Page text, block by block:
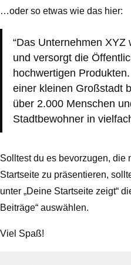
…oder so etwas wie das hier:
Das Unternehmen XYZ
und versorgt die
hochwertigen
einer kleinen Großstadt
über 2.000 Menschen
Stadtbewohner in
Solltest du es bevorzugen, die
Startseite zu präsentieren,
unter „Deine Startseite zeigt“
Beiträge“ auswählen.
Viel Spaß!